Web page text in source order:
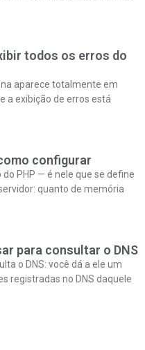
todos os erros do
aparece totalmente em
a exibição de erros está
configurar
PHP — é nele que se define
quanto de memória
para consultar o DNS
o DNS: você dá a ele um
registradas no DNS daquele